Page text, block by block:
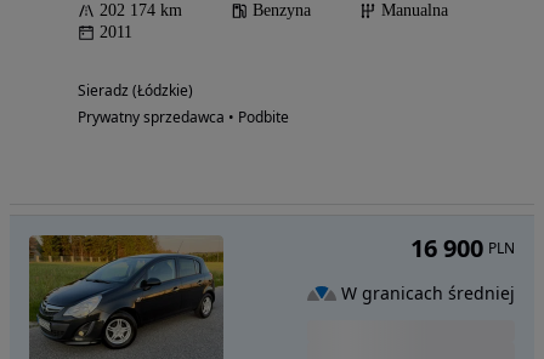
202 174 km Benzyna
Manualna
2011
Sieradz (Łódzkie)
Prywatny sprzedawca • Podbite
16 900 PLN
W granicach średniej